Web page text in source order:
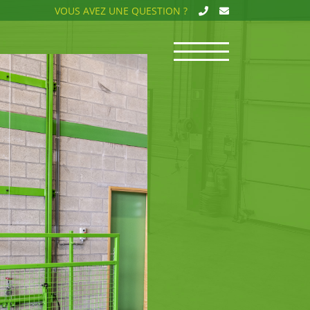
VOUS AVEZ UNE QUESTION ?